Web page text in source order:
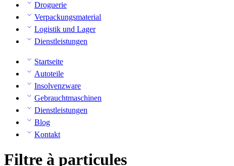
Droguerie
Verpackungsmaterial
Logistik und Lager
Dienstleistungen
Startseite
Autoteile
Insolvenzware
Gebrauchtmaschinen
Dienstleistungen
Blog
Kontakt
Filtre à particules